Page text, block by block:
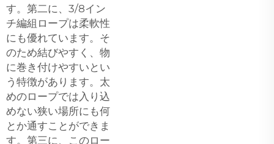
す。第二に、3/8イン
チ編組ロープは柔軟性
にも優れています。そ
のため結びやすく、物
に巻き付けやすいとい
う特徴があります。太
めのロープでは入り込
めない狭い場所にも何
とか通すことができま
す。第三に、このロー